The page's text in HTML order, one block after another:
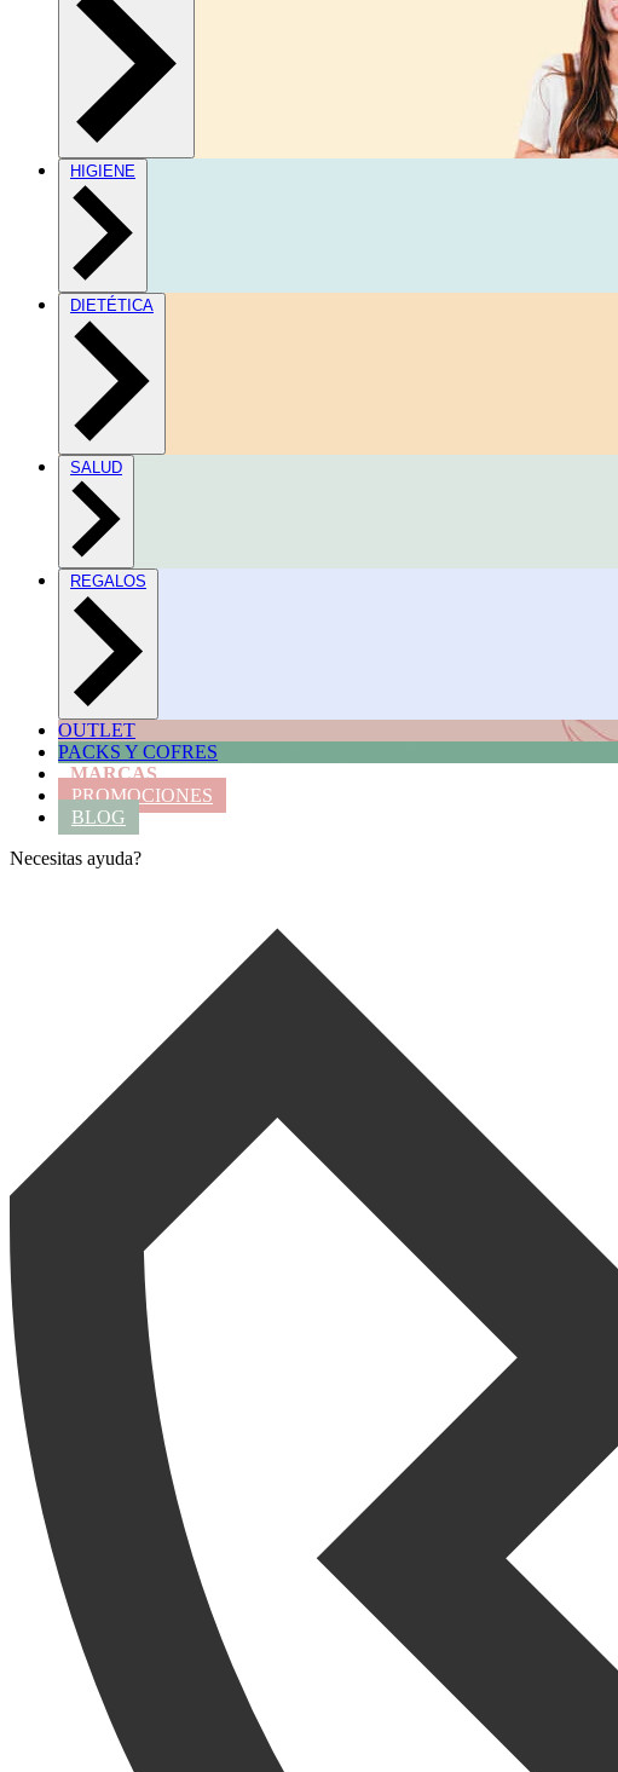
HIGIENE
DIETÉTICA
SALUD
REGALOS
OUTLET
PACKS Y COFRES
MARCAS
PROMOCIONES
BLOG
Necesitas ayuda?